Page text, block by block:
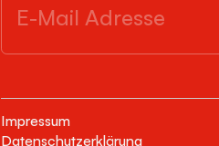
Impressum
Datenschutzerklärung